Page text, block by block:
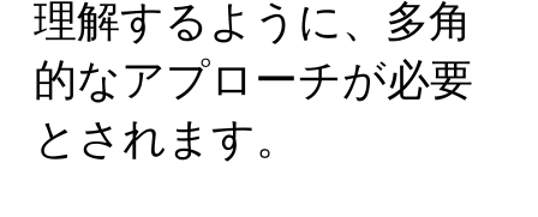
理解するように、多角
的なアプローチが必要
とされます。